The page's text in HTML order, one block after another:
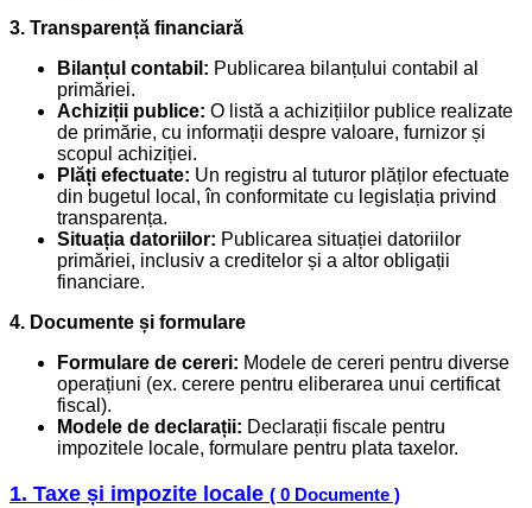
3. Transparență financiară
Bilanțul contabil: Publicarea bilanțului contabil al
primăriei.
Achiziții publice: O listă a achizițiilor publice realizate
de primărie, cu informații despre valoare, furnizor și
scopul achiziției.
Plăți efectuate: Un registru al tuturor plăților efectuate
din bugetul local, în conformitate cu legislația privind
transparența.
Situația datoriilor: Publicarea situației datoriilor
primăriei, inclusiv a creditelor și a altor obligații
financiare.
4. Documente și formulare
Formulare de cereri: Modele de cereri pentru diverse
operațiuni (ex. cerere pentru eliberarea unui certificat
fiscal).
Modele de declarații: Declarații fiscale pentru
impozitele locale, formulare pentru plata taxelor.
1. Taxe și impozite locale ( 0 Documente )